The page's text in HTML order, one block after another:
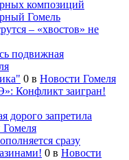
композиций
Гомель
– «хвостов» не
подвижная
0 в Новости Гомеля
Конфликт заигран!
дорого запретила
Гомеля
сразу
0 в Новости